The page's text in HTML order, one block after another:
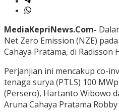
MediaKepriNews.Com-
Net Zero Emission (NZE)
Cahaya Pratama, di Radisson
Perjanjian ini mencakup co-
tenaga surya (PTLS) 100
(Persero), Hartanto Wibowo
Aruna Cahaya Pratama